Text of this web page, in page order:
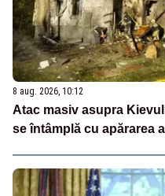
8 aug. 2026, 10:12
Atac masiv asupra
se întâmplă cu apărarea